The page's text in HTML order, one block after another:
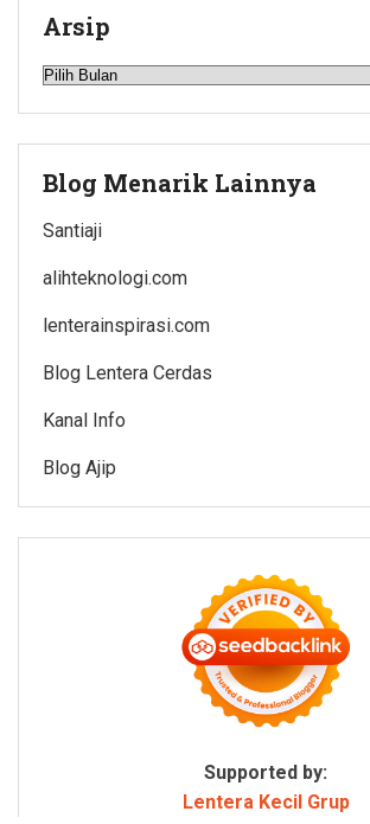
Arsip
Arsip
Blog Menarik Lainnya
Santiaji
alihteknologi.com
lenterainspirasi.com
Blog Lentera Cerdas
Kanal Info
Blog Ajip
Supported by:
Lentera Kecil Grup